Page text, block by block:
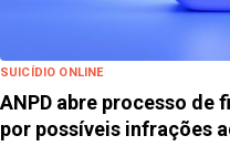
SUICÍDIO ONLINE
ANPD abre processo de
por possíveis infrações